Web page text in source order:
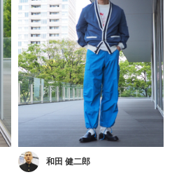
和田 健二郎